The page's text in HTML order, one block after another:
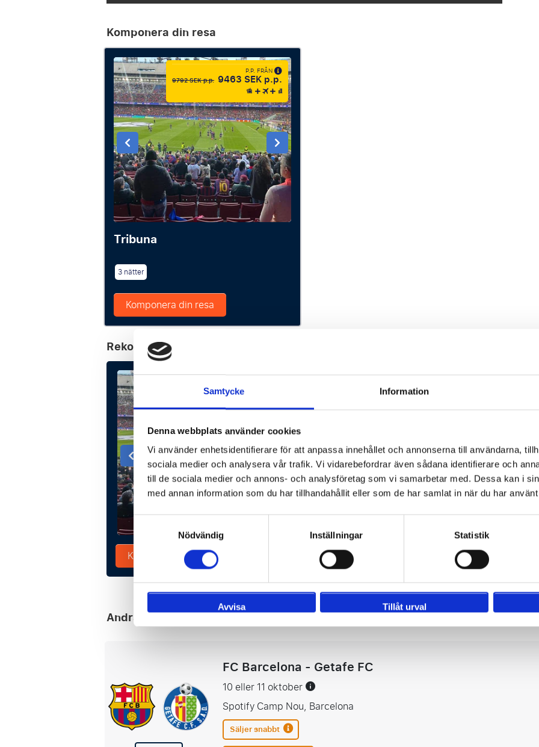
Samtycke Information
Denna webbplats använder cookies
Vi använder enhetsidentifierare för att anpassa innehållet och annonserna till användarna,
sociala medier och analysera vår trafik. Vi vidarebefordrar även sådana identifierare och
till de sociala medier och annons- och analysföretag som vi samarbetar med. Dessa kan i
med annan information som du har tillhandahållit eller som de har samlat in när du har
Nödvändig
Inställningar Statistik
Avvisa Tillåt urval
Komponera din resa
P.P. FRÅN
9792 SEK p.p. 9463 SEK p.p.
Tribuna
3 nätter
Komponera din resa
Rekommenderade paket
10734 SEK p.p. 10404 SEK p.p.
Avgång: mån. 14 september 2026
Inga bokningsavgifter
4 nätter
Komponera din resa
Andra matcher du kanske gillar:
FC Barcelona - Getafe FC
10 eller 11 oktober
Spotify Camp Nou, Barcelona
Säljer snabbt